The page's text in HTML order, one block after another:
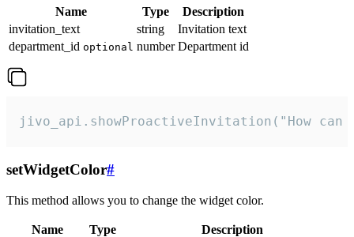
Name Type
Description
invitation_text
string
Invitation text
department_id optional number Department id
jivo_api.showProactiveInvitation("How
setWidgetColor#
This method allows you to change the widget color.
Name Type
Description